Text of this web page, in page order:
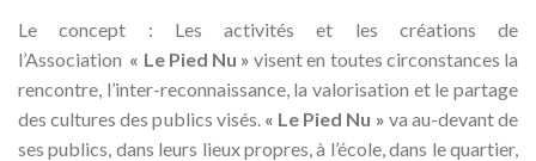
Le concept : Les activités et les créations de
l’Association « Le Pied Nu » visent en toutes circonstances la
rencontre, l’inter-reconnaissance, la valorisation et le partage
des cultures des publics visés. « Le Pied Nu » va au-devant de
ses publics, dans leurs lieux propres, à l’école, dans le quartier,